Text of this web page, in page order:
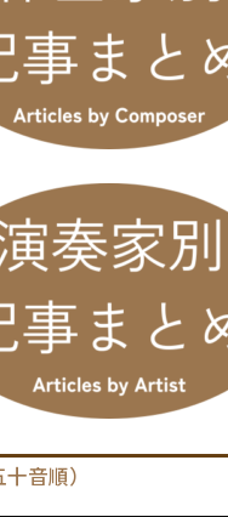
音順）